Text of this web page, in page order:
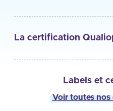
La certification
Labels et
Voir toutes nos